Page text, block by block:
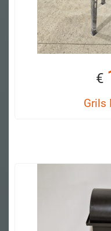
€
Grils